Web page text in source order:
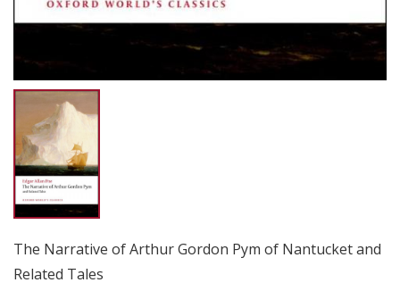
The Narrative of Arthur Gordon Pym of Nantucket and
Related Tales